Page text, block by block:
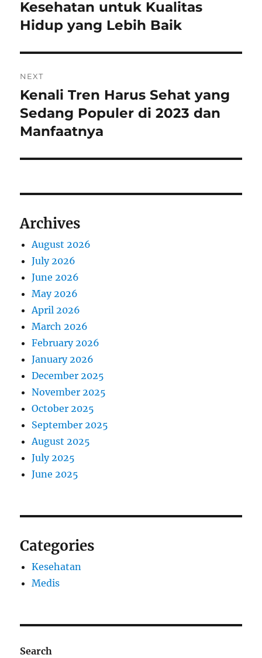
Kesehatan untuk Kualitas
Hidup yang Lebih Baik
NEXT
Next
post:
Kenali Tren Harus Sehat yang
Sedang Populer di 2023 dan
Manfaatnya
Archives
August 2026
July 2026
June 2026
May 2026
April 2026
March 2026
February 2026
January 2026
December 2025
November 2025
October 2025
September 2025
August 2025
July 2025
June 2025
Categories
Kesehatan
Medis
Search